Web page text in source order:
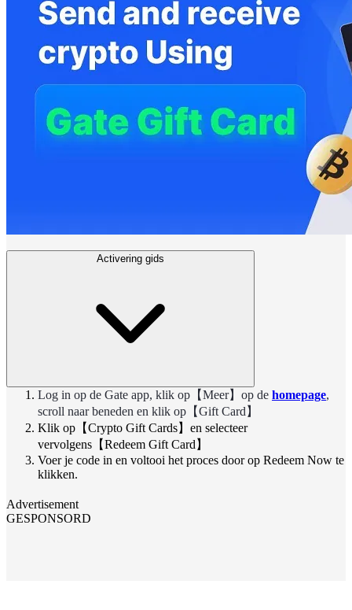
Activering gids
Log in op de Gate app, klik op【Meer】op de homepage,
scroll naar beneden en klik op【Gift Card】
Klik op【Crypto Gift Cards】en selecteer
vervolgens【Redeem Gift Card】
Voer je code in en voltooi het proces door op Redeem Now te
klikken.
Advertisement
GESPONSORD